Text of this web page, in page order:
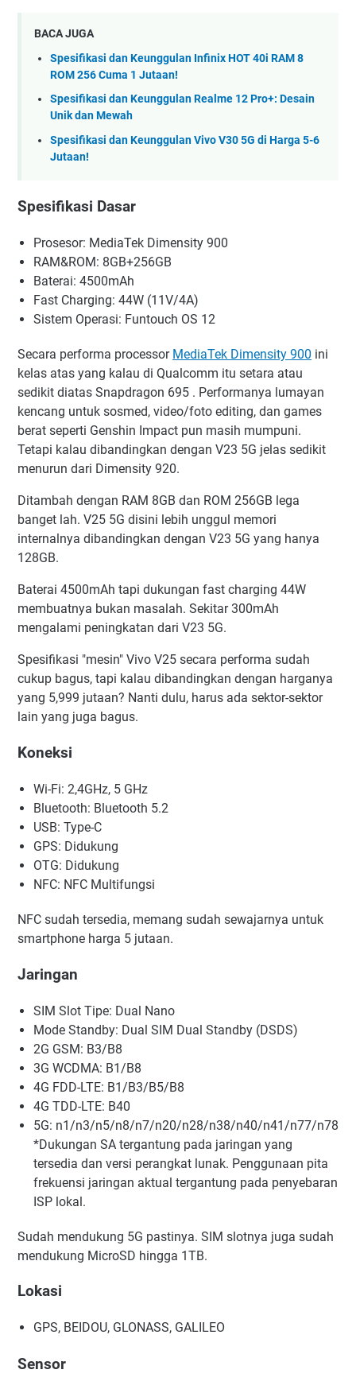
BACA JUGA
Spesifikasi dan Keunggulan Infinix HOT 40i RAM 8
ROM 256 Cuma 1 Jutaan!
Spesifikasi dan Keunggulan Realme 12 Pro+: Desain
Unik dan Mewah
Spesifikasi dan Keunggulan Vivo V30 5G di Harga 5-6
Jutaan!
Spesifikasi Dasar
Prosesor: MediaTek Dimensity 900
RAM&ROM: 8GB+256GB
Baterai: 4500mAh
Fast Charging: 44W (11V/4A)
Sistem Operasi: Funtouch OS 12
Secara performa processor MediaTek Dimensity 900 ini
kelas atas yang kalau di Qualcomm itu setara atau
sedikit diatas Snapdragon 695 . Performanya lumayan
kencang untuk sosmed, video/foto editing, dan games
berat seperti Genshin Impact pun masih mumpuni.
Tetapi kalau dibandingkan dengan V23 5G jelas sedikit
menurun dari Dimensity 920.
Ditambah dengan RAM 8GB dan ROM 256GB lega
banget lah. V25 5G disini lebih unggul memori
internalnya dibandingkan dengan V23 5G yang hanya
128GB.
Baterai 4500mAh tapi dukungan fast charging 44W
membuatnya bukan masalah. Sekitar 300mAh
mengalami peningkatan dari V23 5G.
Spesifikasi "mesin" Vivo V25 secara performa sudah
cukup bagus, tapi kalau dibandingkan dengan harganya
yang 5,999 jutaan? Nanti dulu, harus ada sektor-sektor
lain yang juga bagus.
Koneksi
Wi-Fi: 2,4GHz, 5 GHz
Bluetooth: Bluetooth 5.2
USB: Type-C
GPS: Didukung
OTG: Didukung
NFC: NFC Multifungsi
NFC sudah tersedia, memang sudah sewajarnya untuk
smartphone harga 5 jutaan.
Jaringan
SIM Slot Tipe: Dual Nano
Mode Standby: Dual SIM Dual Standby (DSDS)
2G GSM: B3/B8
3G WCDMA: B1/B8
4G FDD-LTE: B1/B3/B5/B8
4G TDD-LTE: B40
5G: n1/n3/n5/n8/n7/n20/n28/n38/n40/n41/n77/n78
*Dukungan SA tergantung pada jaringan yang
tersedia dan versi perangkat lunak. Penggunaan pita
frekuensi jaringan aktual tergantung pada penyebaran
ISP lokal.
Sudah mendukung 5G pastinya. SIM slotnya juga sudah
mendukung MicroSD hingga 1TB.
Lokasi
GPS, BEIDOU, GLONASS, GALILEO
Sensor